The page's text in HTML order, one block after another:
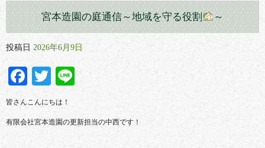
宮本造園の庭通信～地域を守る役割 ～
投稿日 2026年6月9日
Facebook
Twitter
Line
皆さんこんにちは！
有限会社宮本造園の更新担当の中西です！